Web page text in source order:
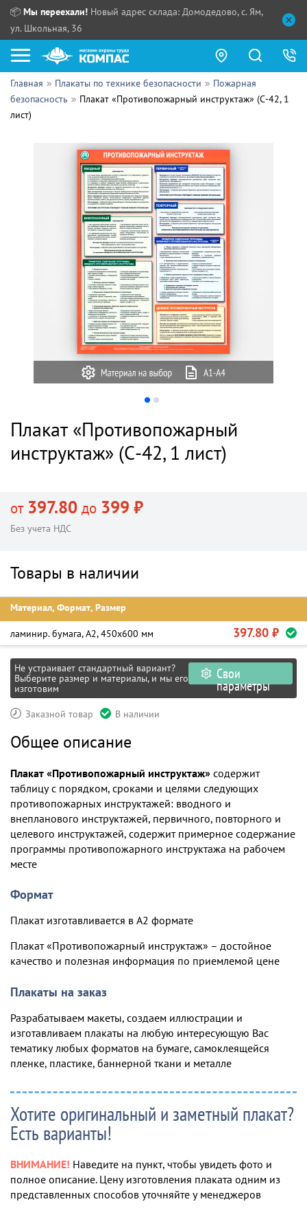
📦 Мы переехали! Новый адрес склада: Домодедово, с. Ям,
ул. Школьная, 36
Как купить?
Прайс-листы
Сотрудничество
Поставщикам
Выдача продукции:
Главная Плакаты по технике безопасности
Пожарная
безопасность
Плакат «Противопожарный инструктаж» (С-42, 1
лист)
Плакат «Противопожарный
инструктаж» (С-42, 1 лист)
от397.80 до 399 ₽
Без учета НДС
Товары в наличии
Материал, Формат, Размер
ламинир. бумага, А2, 450х600 мм 397.80 ₽
Не устраивает стандартный вариант?
Выберите размер и материалы, и мы его
изготовим
Свои
параметры
Заказной товар В наличии
Общее описание
Плакат «Противопожарный инструктаж» содержит
таблицу с порядком, сроками и целями следующих
противопожарных инструктажей: вводного и
внепланового инструктажей, первичного, повторного и
целевого инструктажей, содержит примерное содержание
программы противопожарного инструктажа на рабочем
месте
Формат
Плакат изготавливается в А2 формате
Плакат «Противопожарный инструктаж» – достойное
качество и полезная информация по приемлемой цене
Плакаты на заказ
Разрабатываем макеты, создаем иллюстрации и
изготавливаем плакаты на любую интересующую Вас
тематику любых форматов на бумаге, самоклеящейся
пленке, пластике, баннерной ткани и металле
Хотите оригинальный и заметный плакат?
Есть варианты!
ВНИМАНИЕ! Наведите на пункт, чтобы увидеть фото и
полное описание. Цену изготовления плаката одним из
представленных способов уточняйте у менеджеров